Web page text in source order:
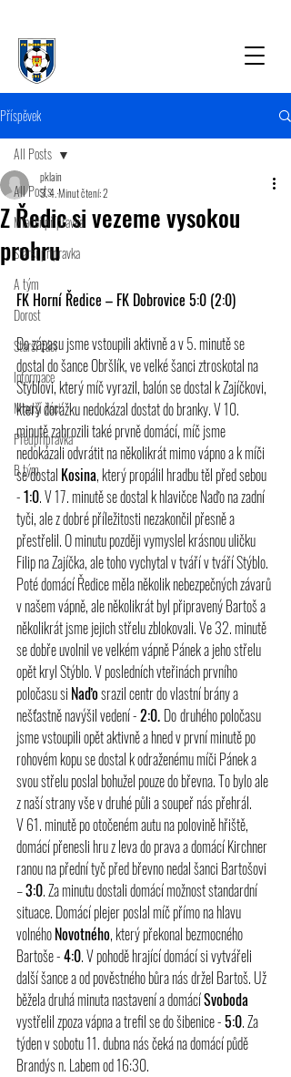
Příspěvek
All Posts
Mladší přípravka
Starší přípravka
A tým
Dorost
Starší žáci
Informace
Mladší žáci
Předpřípravka
B tým
All Posts
Z Ředic si vezeme vysokou
prohru
pklain
3. 4.Minut čtení: 2
FK Horní Ředice – FK Dobrovice 5:0 (2:0)
Do zápasu jsme vstoupili aktivně a v 5. minutě se
dostal do šance Obršlík, ve velké šanci ztroskotal na
Stýblovi, který míč vyrazil, balón se dostal k Zajíčkovi,
který dorážku nedokázal dostat do branky. V 10.
minutě zahrozili také prvně domácí, míč jsme
nedokázali odvrátit na několikrát mimo vápno a k míči
se dostal Kosina, který propálil hradbu těl před sebou
- 1:0. V 17. minutě se dostal k hlavičce Naďo na zadní
tyči, ale z dobré příležitosti nezakončil přesně a
přestřelil. O minutu později vymyslel krásnou uličku
Filip na Zajíčka, ale toho vychytal v tváří v tváří Stýblo.
Poté domácí Ředice měla několik nebezpečných závarů
v našem vápně, ale několikrát byl připravený Bartoš a
několikrát jsme jejich střelu zblokovali. Ve 32. minutě
se dobře uvolnil ve velkém vápně Pánek a jeho střelu
opět kryl Stýblo. V posledních vteřinách prvního
poločasu si Naďo srazil centr do vlastní brány a
nešťastně navýšil vedení - 2:0. Dodruhého poločasu
jsme vstoupili opět aktivně a hned v první minutě po
rohovém kopu se dostal k odraženému míči Pánek a
svou střelu poslal bohužel pouze do břevna. To bylo ale
z naší strany vše v druhé půli a soupeř nás přehrál.
V 61. minutě po otočeném autu na polovině hřiště,
domácí přenesli hru z leva do prava a domácí Kirchner
ranou na přední tyč před břevno nedal šanci Bartošovi
– 3:0. Za minutu dostali domácí možnost standardní
situace. Domácí plejer poslal míč přímo na hlavu
volného Novotného, který překonal bezmocného
Bartoše - 4:0. V pohodě hrající domácí si vytvářeli
další šance a od pověstného bůra nás držel Bartoš. Už
běžela druhá minuta nastavení a domácí Svoboda
vystřelil zpoza vápna a trefil se do šibenice - 5:0. Za
týden v sobotu 11. dubna nás čeká na domácí půdě
Brandýs n. Labem od 16:30.